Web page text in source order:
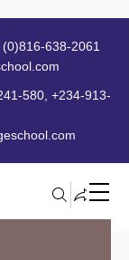
MENU
(0)816-638-2061
580 +234-913-